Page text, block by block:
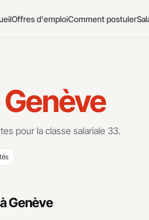
Offres d'emploiComment postuler
pour la classe salariale 33.
Genève